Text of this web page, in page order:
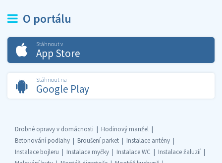
O portálu
Stáhnout v
App Store
Stáhnout na
Google Play
Drobné opravy v domácnosti
Hodinový manžel
Betonování podlahy
Broušení parket
Instalace antény
Instalace bojleru
Instalace myčky Instalace WC
Instalace žaluzií